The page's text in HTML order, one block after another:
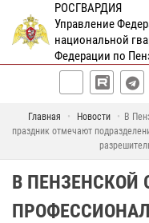
РОСГВАРДИЯ
Управление
национальной
Федерации по
Главная Новости
В
праздник отмечают
В ПЕНЗЕНСКОЙ